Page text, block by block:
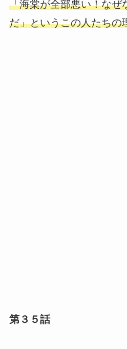
「海棠が全部悪い！なぜ
だ」というこの人たち
第３５話